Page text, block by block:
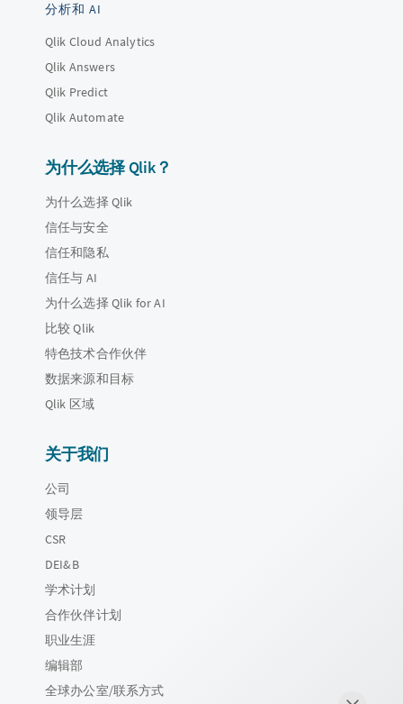
分析和 AI
Qlik Cloud Analytics
Qlik Answers
Qlik Predict
Qlik Automate
为什么选择 Qlik？
为什么选择 Qlik
信任与安全
信任和隐私
信任与 AI
为什么选择 Qlik for AI
比较 Qlik
特色技术合作伙伴
数据来源和目标
Qlik 区域
关于我们
公司
领导层
CSR
DEI&B
学术计划
合作伙伴计划
职业生涯
编辑部
全球办公室/联系方式